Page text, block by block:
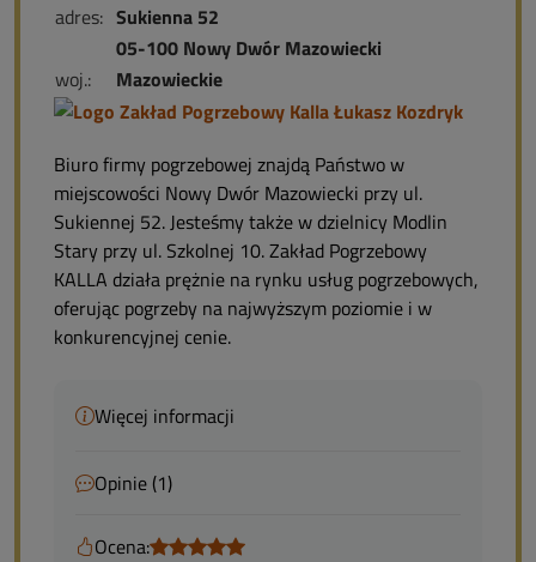
adres: Sukienna 52
05-100 Nowy Dwór Mazowiecki
woj.:
Mazowieckie
Biuro firmy pogrzebowej znajdą Państwo w
miejscowości Nowy Dwór Mazowiecki przy ul.
Sukiennej 52. Jesteśmy także w dzielnicy Modlin
Stary przy ul. Szkolnej 10. Zakład Pogrzebowy
KALLA działa prężnie na rynku usług pogrzebowych,
oferując pogrzeby na najwyższym poziomie i w
konkurencyjnej cenie.
Więcej informacji
Opinie (1)
Ocena: